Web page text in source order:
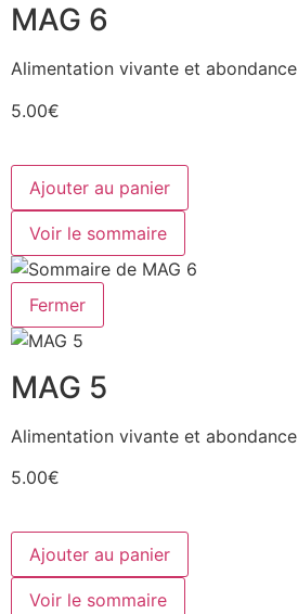
MAG 6
Alimentation vivante et abondance
5.00€
Ajouter au panier
Voir le sommaire
Fermer
MAG 5
Alimentation vivante et abondance
5.00€
Ajouter au panier
Voir le sommaire